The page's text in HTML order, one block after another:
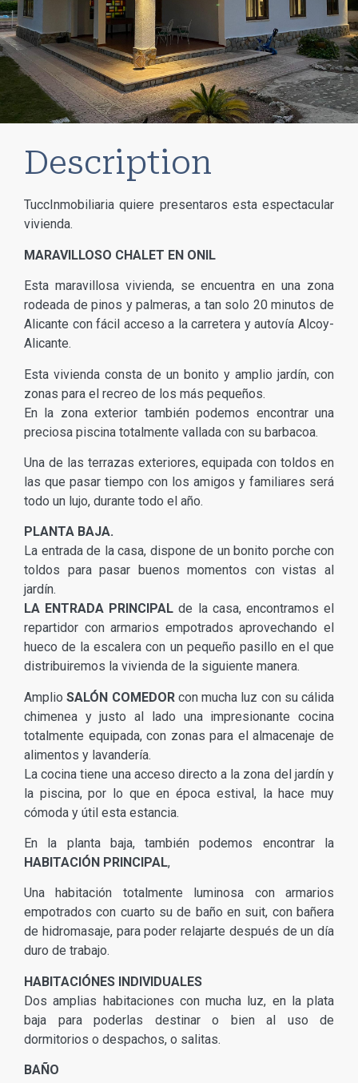
Description
TuccInmobiliaria quiere presentaros esta espectacular
vivienda.
MARAVILLOSO CHALET EN ONIL
Esta maravillosa vivienda, se encuentra en una zona
rodeada de pinos y palmeras, a tan solo 20 minutos de
Alicante con fácil acceso a la carretera y autovía Alcoy-
Alicante.
Esta vivienda consta de un bonito y amplio jardín, con
zonas para el recreo de los más pequeños.
En la zona exterior también podemos encontrar una
preciosa piscina totalmente vallada con su barbacoa.
Una de las terrazas exteriores, equipada con toldos en
las que pasar tiempo con los amigos y familiares será
todo un lujo, durante todo el año.
PLANTA BAJA.
La entrada de la casa, dispone de un bonito porche con
toldos para pasar buenos momentos con vistas al
jardín.
LA ENTRADA PRINCIPAL de la casa, encontramos el
repartidor con armarios empotrados aprovechando el
hueco de la escalera con un pequeño pasillo en el que
distribuiremos la vivienda de la siguiente manera.
Amplio SALÓN COMEDORcon mucha luz con su cálida
chimenea y justo al lado una impresionante cocina
totalmente equipada, con zonas para el almacenaje de
alimentos y lavandería.
La cocina tiene una acceso directo a la zona del jardín y
la piscina, por lo que en época estival, la hace muy
cómoda y útil esta estancia.
En la planta baja, también podemos encontrar la
HABITACIÓN PRINCIPAL,
Una habitación totalmente luminosa con armarios
empotrados con cuarto su de baño en suit, con bañera
de hidromasaje, para poder relajarte después de un día
duro de trabajo.
HABITACIÓNES INDIVIDUALES
Dos amplias habitaciones con mucha luz, en la plata
baja para poderlas destinar o bien al uso de
dormitorios o despachos, o salitas.
BAÑO